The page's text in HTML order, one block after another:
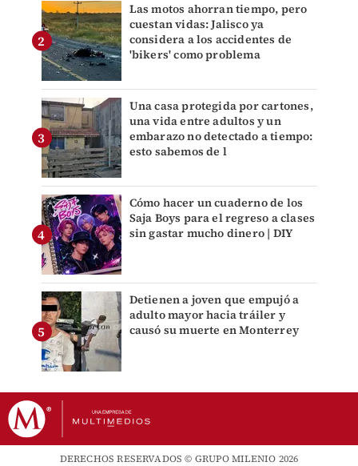
Las motos ahorran tiempo, pero
cuestan vidas: Jalisco ya
considera a los accidentes de
'bikers' como problema
Una casa protegida por cartones,
una vida entre adultos y un
embarazo no detectado a tiempo:
esto sabemos de l
Cómo hacer un cuaderno de los
Saja Boys para el regreso a clases
sin gastar mucho dinero | DIY
Detienen a joven que empujó a
adulto mayor hacia tráiler y
causó su muerte en Monterrey
DERECHOS RESERVADOS © GRUPO MILENIO 2026